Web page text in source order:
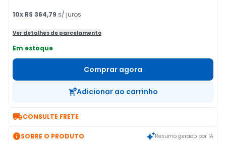
10x R$ 364,79 s/ juros
Ver detalhes de parcelamento
Em estoque
Comprar agora
Adicionar ao carrinho
CONSULTE FRETE
SOBRE O PRODUTO Resumo gerado por IA